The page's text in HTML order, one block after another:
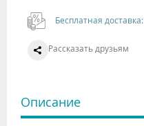
Бесплатная доставка:
Рассказать друзьям
Описание